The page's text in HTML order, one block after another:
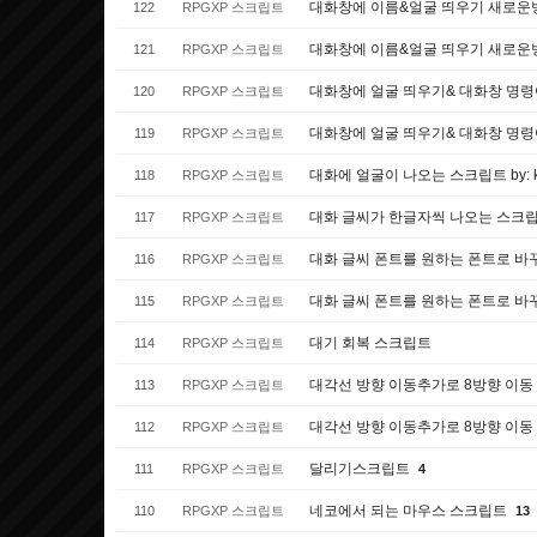
122 RPGXP 스크립트 대화창에 이름&얼굴 띄우기 새로운
121 RPGXP 스크립트 대화창에 이름&얼굴 띄우기 새로운
120 RPGXP 스크립트 대화창에 얼굴 띄우기& 대화창 명
119 RPGXP 스크립트 대화창에 얼굴 띄우기& 대화창 명
118 RPGXP 스크립트 대화에 얼굴이 나오는 스크립트
117 RPGXP 스크립트 대화 글씨가 한글자씩 나오는 스크
116 RPGXP 스크립트 대화 글씨 폰트를 원하는 폰트로 바
115 RPGXP 스크립트 대화 글씨 폰트를 원하는 폰트로 바
114 RPGXP 스크립트 대기 회복 스크립트
113 RPGXP 스크립트 대각선 방향 이동추가로 8방향 이
112 RPGXP 스크립트 대각선 방향 이동추가로 8방향 이동
111 RPGXP 스크립트 달리기스크립트 4
110 RPGXP 스크립트 네코에서 되는 마우스 스크립트 13